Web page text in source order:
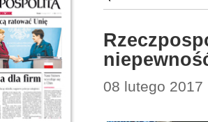
08 lutego 2017